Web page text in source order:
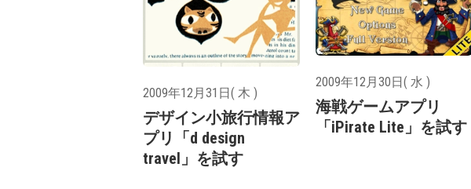
2009年12月31日( 木 )
デザイン小旅行情報ア
プリ「d design
travel」を試す
2009年12月30日( 水 )
海戦ゲームアプリ
「iPirate Lite」を試す